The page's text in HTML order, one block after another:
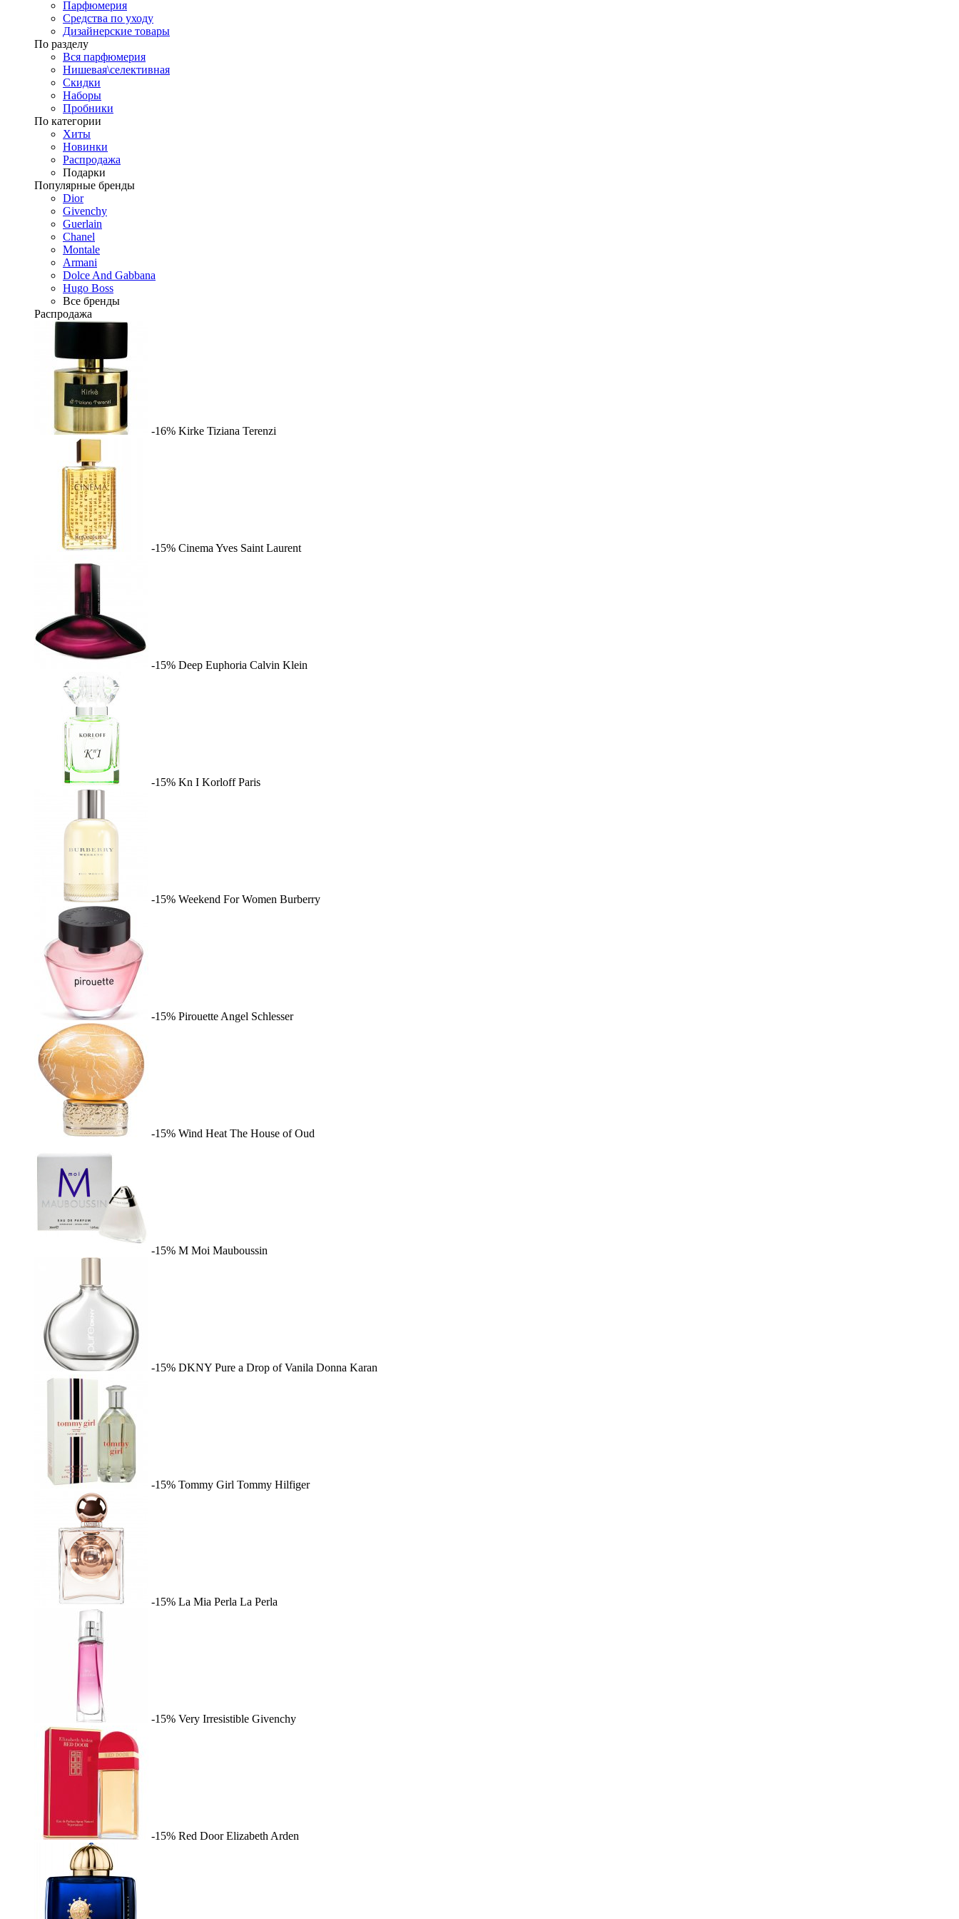
Парфюмерия
Средства по уходу
Дизайнерские товары
По разделу
Вся парфюмерия
Нишевая\селективная
Скидки
Наборы
Пробники
По категории
Хиты
Новинки
Распродажа
Подарки
Популярные бренды
Dior
Givenchy
Guerlain
Chanel
Montale
Armani
Dolce And Gabbana
Hugo Boss
Все бренды
Распродажа
-16% Kirke Tiziana Terenzi
-15% Cinema Yves Saint Laurent
-15% Deep Euphoria Calvin Klein
-15% Kn I Korloff Paris
-15% Weekend For Women Burberry
-15% Pirouette Angel Schlesser
-15% Wind Heat The House of Oud
-15% M Moi Mauboussin
-15% DKNY Pure a Drop of Vanila Donna Karan
-15% Tommy Girl Tommy Hilfiger
-15% La Mia Perla La Perla
-15% Very Irresistible Givenchy
-15% Red Door Elizabeth Arden